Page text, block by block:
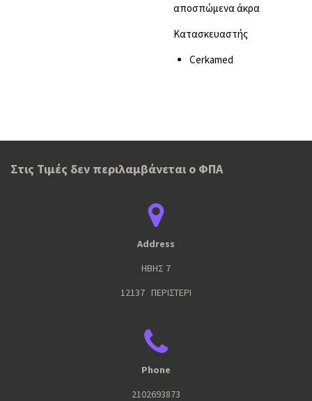
αποσπώμενα άκρα
Kατασκευαστής
Cerkamed
Στις Τιμές δεν περιλαμβάνεται ο ΦΠΑ
Address
ΗΒΗΣ 7
12137 ΠΕΡΙΣΤΕΡΙ
Phone
2102693873